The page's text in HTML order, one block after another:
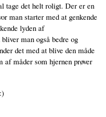
tage det helt roligt. Der er en
man starter med at genkende
lyden af
man også bedre og
det med at blive den måde
af måder som hjernen prøver